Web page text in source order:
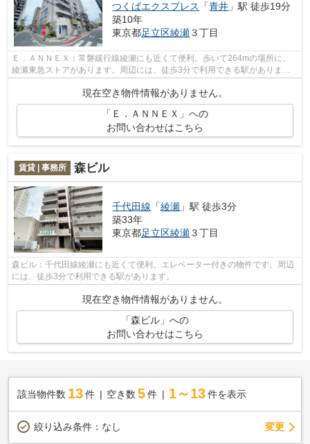
つくばエクスプレス
「青井 」駅 徒歩19分
築10年
東京都足立区綾瀬３丁目
Ｅ．ＡＮＮＥＸ：常磐緩行線綾瀬にも近くて便利。歩いて264mの場所に、
綾瀬東急ストアがあります。周辺には、徒歩3分で利用できる駅がありま
現在空き物件情報がありません。
「Ｅ．ＡＮＮＥＸ」への
お問い合わせはこちら
賃貸 | 事務所 森ビル
千代田線 「綾瀬 」駅 徒歩3分
築33年
東京都足立区綾瀬３丁目
森ビル：千代田線綾瀬にも近くて便利。エレベーター付きの物件です。周辺
には、徒歩3分で利用できる駅があります。
現在空き物件情報がありません。
「森ビル」への
お問い合わせはこちら
該当物件数 13件 空き数 5 件 1～13 件を表示
絞り込み条件： なし 変更